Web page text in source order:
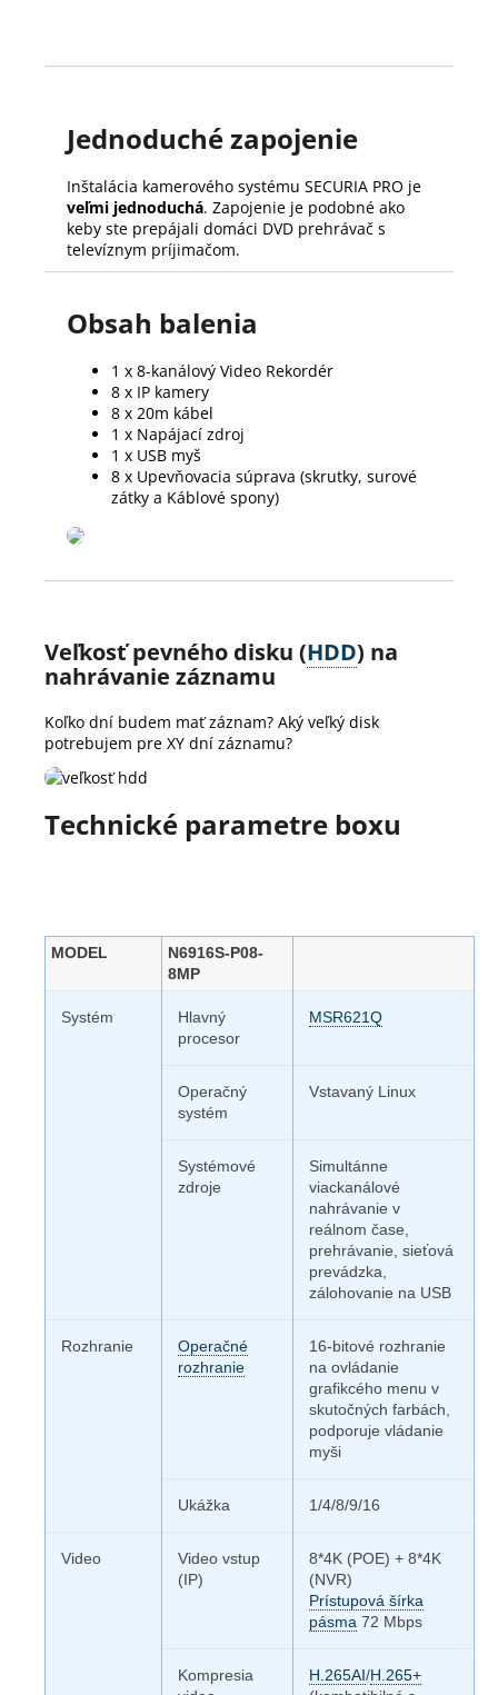
Jednoduché zapojenie
Inštalácia kamerového systému SECURIA PRO je
veľmi jednoduchá. Zapojenie je podobné ako
keby ste prepájali domáci DVD prehrávač s
televíznym príjimačom.
Obsah balenia
1 x 8-kanálový Video Rekordér
8 x IP kamery
8 x 20m kábel
1 x Napájací zdroj
1 x USB myš
8 x Upevňovacia súprava (skrutky, surové
zátky a Káblové spony)
Veľkosť pevného disku (HDD) na
nahrávanie záznamu
Koľko dní budem mať záznam? Aký veľký disk
potrebujem pre XY dní záznamu?
Technické parametre boxu
MODEL
N6916S-P08-
8MP
Systém
Hlavný
procesor
MSR621Q
Operačný
systém
Vstavaný Linux
Systémové
zdroje
Simultánne
viackanálové
nahrávanie v
reálnom čase,
prehrávanie, sieťová
prevádzka,
zálohovanie na USB
Rozhranie
Operačné
rozhranie
16-bitové rozhranie
na ovládanie
grafikcého menu v
skutočných farbách,
podporuje vládanie
myši
Ukážka 1/4/8/9/16
Video
Video vstup
(IP)
8*4K (POE) + 8*4K
(NVR)
Prístupová šírka
pásma 72 Mbps
Kompresia
H.265AI/H.265+